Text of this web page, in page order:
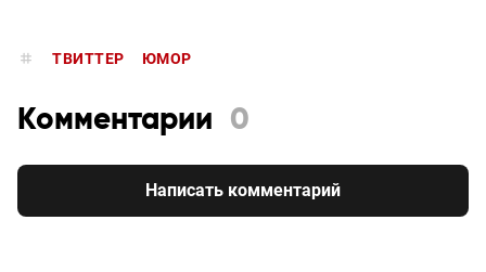
ТВИТТЕР ЮМОР
Комментарии 0
Написать комментарий